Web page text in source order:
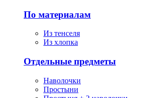
По материалам
Из тенселя
Из хлопка
Отдельные предметы
Наволочки
Простыни